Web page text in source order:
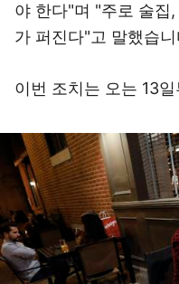
야 한다"며 "주로 술집
가 퍼진다"고 말했습니
이번 조치는 오는 13